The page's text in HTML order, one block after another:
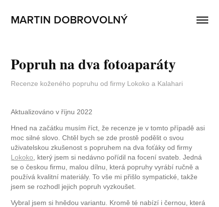
MARTIN DOBROVOLNÝ
Popruh na dva fotoaparáty
Recenze koženého popruhu od firmy Lokoko a Kalahari
Aktualizováno v říjnu 2022
Hned na začátku musím říct, že recenze je v tomto případě asi
moc silné slovo. Chtěl bych se zde prostě podělit o svou
uživatelskou zkušenost s popruhem na dva foťáky od firmy
Lokoko , který jsem si nedávno pořídil na focení svateb. Jedná
se o českou firmu, malou dílnu, která popruhy vyrábí ručně a
používá kvalitní materiály. To vše mi přišlo sympatické, takže
jsem se rozhodl jejich popruh vyzkoušet.
Vybral jsem si hnědou variantu. Kromě té nabízí i černou, která